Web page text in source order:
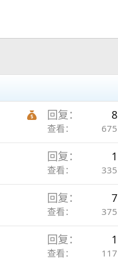
主
回复 8
查看 675
回复 1
查看 335
回复 7
查看 375
回复 1
查看 117